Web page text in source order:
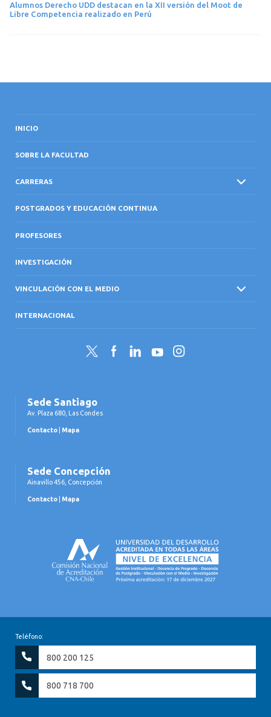
Alumnos Derecho UDD destacan en la XII versión del Moot de
Libre Competencia realizado en Perú
INICIO
SOBRE LA FACULTAD
CARRERAS
POSTGRADOS Y EDUCACIÓN CONTINUA
PROFESORES
INVESTIGACIÓN
VINCULACIÓN CON EL MEDIO
INTERNACIONAL
Twitter FacebookLinkedInYouTubeInstagram
Sede Santiago
Av. Plaza 680, Las Condes
Contacto Mapa
Sede Concepción
Ainavillo 456, Concepción
Contacto Mapa
Teléfono:
800 200 125
800 718 700